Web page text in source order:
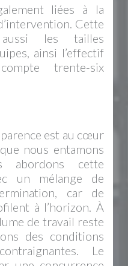
liées à la
Cette
les tailles
ainsi l’effectif
trente-six
est au cœur
nous entamons
abordons cette
un mélange de
car de
à l’horizon. À
de travail reste
des conditions
Le